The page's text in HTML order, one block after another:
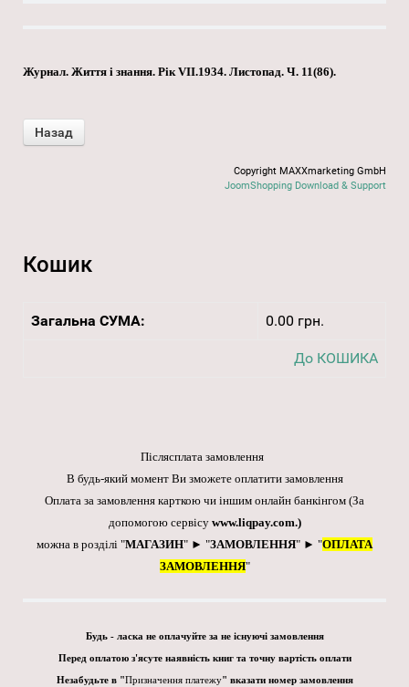
Журнал. Життя і знання. Рік VII.1934. Листопад. Ч. 11(86).
Copyright MAXXmarketing GmbH
JoomShopping Download & Support
Кошик
Загальна СУМА: 0.00 грн.
До КОШИКА
Післясплата замовлення
В будь-який момент Ви зможете оплатити замовлення
Оплата за замовлення карткою чи іншим онлайн банкінгом (За
допомогою сервісу www.liqpay.com.)
можна в розділі "МАГАЗИН" ► "ЗАМОВЛЕННЯ" ► "ОПЛАТА
ЗАМОВЛЕННЯ"
Будь - ласка не оплачуйте за не існуючі замовлення
Перед оплатою з'ясуте наявність книг та точну вартість оплати
Незабудьте в "Призначення платежу" вказати номер замовлення